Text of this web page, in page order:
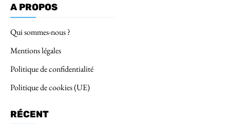
A PROPOS
Qui sommes-nous ?
Mentions légales
Politique de confidentialité
Politique de cookies (UE)
RÉCENT